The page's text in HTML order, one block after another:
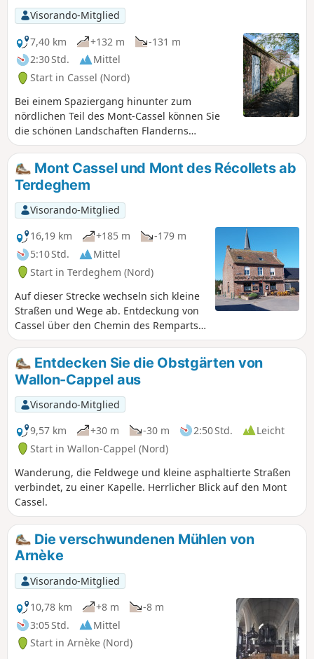
Visorando-Mitglied
7,40 km
+132 m
-131 m
2:30 Std.
Mittel
Start in Cassel (Nord)
Bei einem Spaziergang hinunter zum
nördlichen Teil des Mont-Cassel können Sie
die schönen Landschaften Flanderns
genießen.Zwar gibt es lange asphaltierte
Abschnitte, aber es handelt sich nicht um
stark begehene Straßen.
Mont Cassel und Mont des Récollets ab
Terdeghem
Visorando-Mitglied
16,19 km
+185 m
-179 m
5:10 Std.
Mittel
Start in Terdeghem (Nord)
Auf dieser Strecke wechseln sich kleine
Straßen und Wege ab. Entdeckung von
Cassel über den Chemin des Remparts
und Verpflegungsmöglichkeit, da wir
uns auf zwei Dritteln der Wanderung
befinden. Hinter Cassel geht es weiter
über verschiedene Wege zurück nach
Terdeghem.
Entdecken Sie die Obstgärten von
Wallon-Cappel aus
Visorando-Mitglied
9,57 km
+30 m -30 m 2:50 Std.
Leicht
Start in Wallon-Cappel (Nord)
Wanderung, die Feldwege und kleine asphaltierte Straßen
verbindet, zu einer Kapelle. Herrlicher Blick auf den Mont
Cassel.
Die verschwundenen Mühlen von
Arnèke
Visorando-Mitglied
10,78 km
+8 m
-8 m
3:05 Std.
Mittel
Start in Arnèke (Nord)